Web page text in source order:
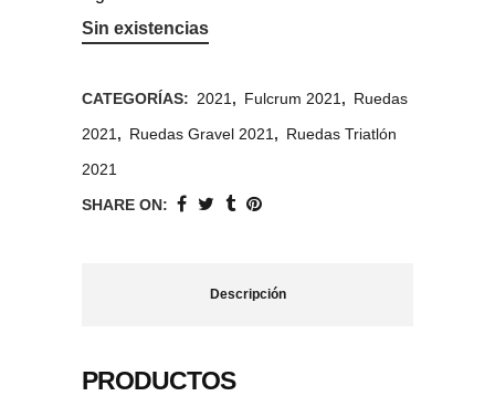
Sin existencias
CATEGORÍAS: 2021 , Fulcrum 2021 , Ruedas
2021 , Ruedas Gravel 2021 , Ruedas Triatlón
2021
SHARE ON:
Descripción
PRODUCTOS